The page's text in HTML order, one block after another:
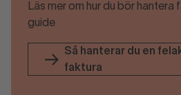
Läs mer om hur du bör hantera
guide
Så hanterar du en
faktura